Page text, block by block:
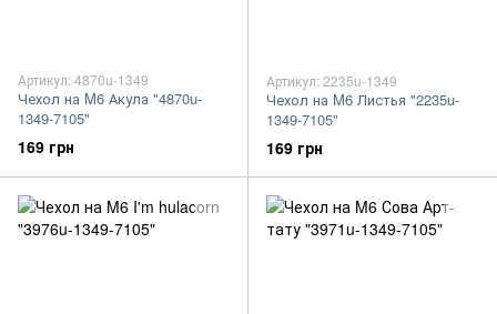
Артикул: 4870u-1349
Чехол на M6 Акула "4870u-
1349-7105"
169 грн
Артикул: 2235u-1349
Чехол на M6 Листья "2235u-
1349-7105"
169 грн